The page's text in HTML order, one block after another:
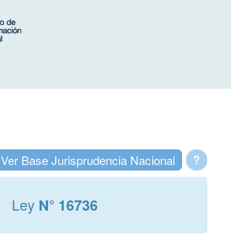
?
Ver Base Jurisprudencia Nacional
Ley N° 16736